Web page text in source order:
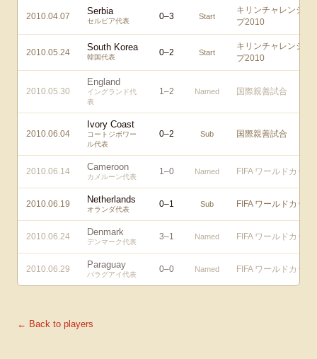
2010.04.07 Serbia
セルビア代表 0–3 Start
キリンチャレンジカ
プ2010
2010.05.24 South Korea
韓国代表 0–2 Start
キリンチャレンジカ
プ2010
2010.05.30
England
イングランド代
表
1–2 Named 国際親善試合
2010.06.04
Ivory Coast
コートジボワー
ル代表
0–2 Sub 国際親善試合
2010.06.14 Cameroon
カメルーン代表
1–0 Named FIFA ワールドカップ
2010.06.19 Netherlands
オランダ代表
0–1 Sub FIFA ワールドカップ
2010.06.24 Denmark
デンマーク代表
3–1 Named FIFA ワールドカップ
2010.06.29 Paraguay
パラグアイ代表
0–0 Named FIFA ワールドカップ
← Back to players